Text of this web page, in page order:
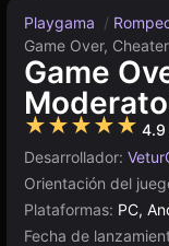
Playgama /
Game Over,
Game
★★★★★ 4.9
Desarrollador:
Orientación del
Plataformas: PC,
Fecha de